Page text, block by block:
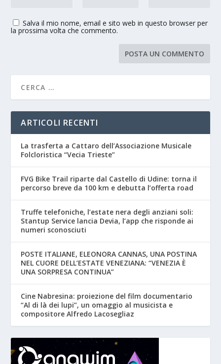
Salva il mio nome, email e sito web in questo browser per
la prossima volta che commento.
ARTICOLI RECENTI
La trasferta a Cattaro dell’Associazione Musicale
Folcloristica “Vecia Trieste”
FVG Bike Trail riparte dal Castello di Udine: torna il
percorso breve da 100 km e debutta l’offerta road
Truffe telefoniche, l’estate nera degli anziani soli:
Stantup Service lancia Devia, l’app che risponde ai
numeri sconosciuti
POSTE ITALIANE, ELEONORA CANNAS, UNA POSTINA
NEL CUORE DELL’ESTATE VENEZIANA: “VENEZIA È
UNA SORPRESA CONTINUA”
Cine Nabresina: proiezione del film documentario
“Al di là dei lupi”, un omaggio al musicista e
compositore Alfredo Lacosegliaz